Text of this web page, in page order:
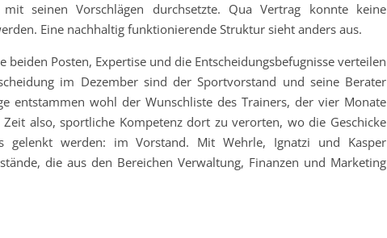
seinen Vorschlägen durchsetzte. Qua Vertrag konnte keine
Eine nachhaltig funktionierende Struktur sieht anders aus.
Posten, Expertise und die Entscheidungsbefugnisse verteilen
im Dezember sind der Sportvorstand und seine Berater
entstammen wohl der Wunschliste des Trainers, der vier Monate
also, sportliche Kompetenz dort zu verorten, wo die Geschicke
gelenkt werden: im Vorstand. Mit Wehrle, Ignatzi und Kasper
die aus den Bereichen Verwaltung, Finanzen und Marketing